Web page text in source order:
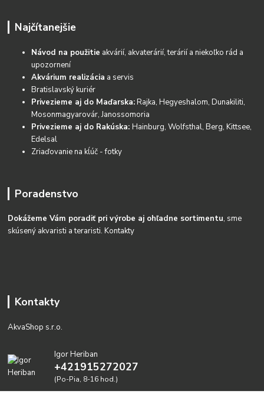
Najčítanejšie
Návod na použitie akvárií, akvaterárií, terárií a niekoľko rád a
upozornení
Akvárium realizácia a servis
Bratislavský kuriér
Privezieme aj do Maďarska:Rajka, Hegyeshalom, Dunakiliti,
Mosonmagyarovár, Janossomoria
Privezieme aj do Rakúska:Hainburg, Wolfsthal, Berg, Kittsee,
Edelsal
Zriaďovanie na kĺúč - fotky
Poradenstvo
Dokážeme Vám poradiť pri výrobe aj ohľadne sortimentu, sme
skúsený akvaristi a teraristi.Kontakty
Kontakty
AkvaShop s.r.o.
Igor Heriban
+421915272027
(Po-Pia, 8-16 hod.)